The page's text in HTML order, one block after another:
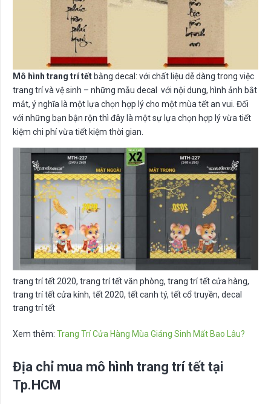
Mô hình trang trí tết bằng decal: với chất liệu dễ dàng trong việc
trang trí và vệ sinh – những mẫu decal với nội dung, hình ảnh bắt
mắt, ý nghĩa là một lựa chọn hợp lý cho một mùa tết an vui. Đối
với những bạn bận rộn thì đây là một sự lựa chọn hợp lý vừa tiết
kiệm chi phí vừa tiết kiệm thời gian.
trang trí tết 2020, trang trí tết văn phòng, trang trí tết cửa hàng,
trang trí tết cửa kính, tết 2020, tết canh tý, tết cổ truyền, decal
trang trí tết
Xem thêm: Trang Trí Cửa Hàng Mùa Giáng Sinh Mất Bao Lâu?
Địa chỉ mua mô hình trang trí tết tại
Tp.HCM